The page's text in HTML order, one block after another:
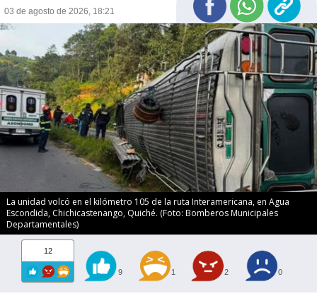
03 de agosto de 2026, 18:21
La unidad volcó en el kilómetro 105 de la ruta Interamericana, en Agua
Escondida, Chichicastenango, Quiché. (Foto: Bomberos Municipales
Departamentales)
12
9 1 2 0